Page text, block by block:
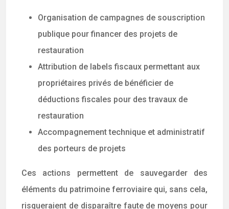
Organisation de campagnes de souscription
publique pour financer des projets de
restauration
Attribution de labels fiscaux permettant aux
propriétaires privés de bénéficier de
déductions fiscales pour des travaux de
restauration
Accompagnement technique et administratif
des porteurs de projets
Ces actions permettent de sauvegarder des
éléments du patrimoine ferroviaire qui, sans cela,
risqueraient de disparaître faute de moyens pour